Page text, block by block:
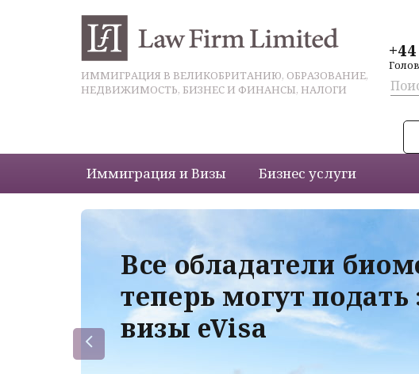
ИММИГРАЦИЯ В ВЕЛИКОБРИТАНИЮ, ОБРАЗОВАНИЕ,
НЕДВИЖИМОСТЬ, БИЗНЕС И ФИНАНСЫ, НАЛОГИ
Иммиграция и Визы Бизнес услуги
Все обладатели
теперь могут
визы eVisa